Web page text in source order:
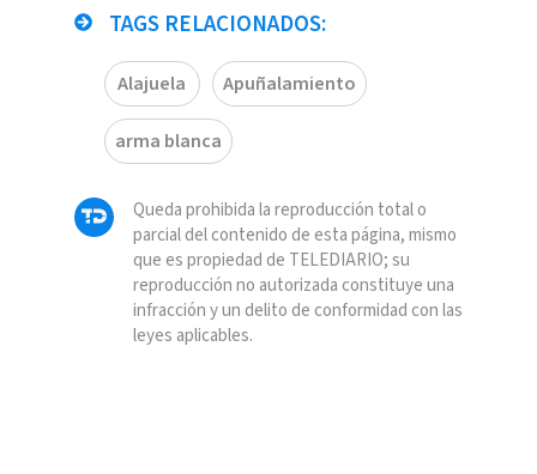
TAGS RELACIONADOS:
Alajuela Apuñalamiento
arma blanca
Queda prohibida la reproducción total o
parcial del contenido de esta página, mismo
que es propiedad de TELEDIARIO; su
reproducción no autorizada constituye una
infracción y un delito de conformidad con las
leyes aplicables.